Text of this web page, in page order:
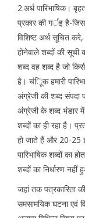
2.अर्ध पारिभाषिक।
प्रकार की गर्इ है-
विशिष्ट अर्थ सूचित
होनेवाले शब्दों की सूची
शब्द वह शब्द है जो
है। चंूिक हमारी
अंग्रेजी की शब्द संपदा
अंग्रेजी के शब्द भंडार
शब्दों का ही रहा है।
हो जाते हैं और 20-25
पारिभाषिक शब्दों का
शब्दों का निर्धारण नहीं
जहां तक पत्रकारिता
समसामयिक घटना एवं